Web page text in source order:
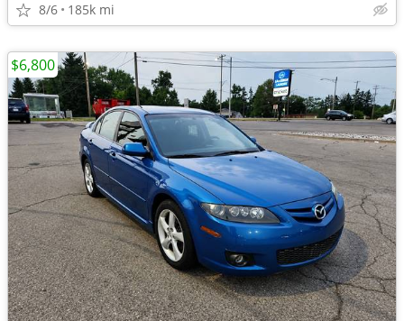
8/6 185k mi
$6,800